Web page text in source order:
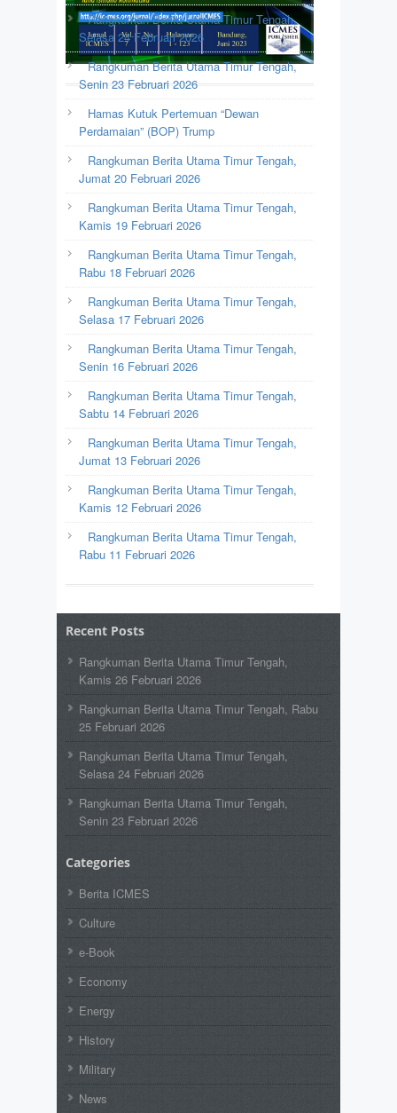
Rangkuman Berita Utama Timur Tengah,
Selasa 24 Februari 2026
Rangkuman Berita Utama Timur Tengah,
Senin 23 Februari 2026
Hamas Kutuk Pertemuan “Dewan
Perdamaian” (BOP) Trump
Rangkuman Berita Utama Timur Tengah,
Jumat 20 Februari 2026
Rangkuman Berita Utama Timur Tengah,
Kamis 19 Februari 2026
Rangkuman Berita Utama Timur Tengah,
Rabu 18 Februari 2026
Rangkuman Berita Utama Timur Tengah,
Selasa 17 Februari 2026
Rangkuman Berita Utama Timur Tengah,
Senin 16 Februari 2026
Rangkuman Berita Utama Timur Tengah,
Sabtu 14 Februari 2026
Rangkuman Berita Utama Timur Tengah,
Jumat 13 Februari 2026
Rangkuman Berita Utama Timur Tengah,
Kamis 12 Februari 2026
Rangkuman Berita Utama Timur Tengah,
Rabu 11 Februari 2026
Recent Posts
Rangkuman Berita Utama Timur Tengah,
Kamis 26 Februari 2026
Rangkuman Berita Utama Timur Tengah, Rabu
25 Februari 2026
Rangkuman Berita Utama Timur Tengah,
Selasa 24 Februari 2026
Rangkuman Berita Utama Timur Tengah,
Senin 23 Februari 2026
Categories
Berita ICMES
Culture
e-Book
Economy
Energy
History
Military
News